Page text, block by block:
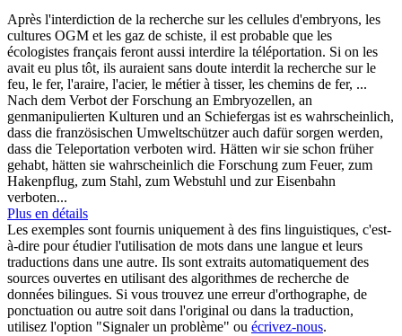
Après l'interdiction de la recherche sur les cellules d'embryons, les
cultures OGM et les gaz de schiste, il est probable que les
écologistes français feront aussi interdire la téléportation. Si on les
avait eu plus tôt, ils auraient sans doute interdit la recherche sur le
feu, le fer, l'araire, l'acier, le métier à tisser, les chemins de fer, ...
Nach dem Verbot der Forschung an Embryozellen, an
genmanipulierten Kulturen und an Schiefergas ist es wahrscheinlich,
dass die französischen Umweltschützerauch dafür sorgen werden,
dass die Teleportation verboten wird. Hätten wir sie schon früher
gehabt, hätten sie wahrscheinlich die Forschung zum Feuer, zum
Hakenpflug, zum Stahl, zum Webstuhl und zur Eisenbahn
verboten...
Plus en détails
Les exemples sont fournis uniquement à des fins linguistiques, c'est-
à-dire pour étudier l'utilisation de mots dans une langue et leurs
traductions dans une autre. Ils sont extraits automatiquement des
sources ouvertes en utilisant des algorithmes de recherche de
données bilingues. Si vous trouvez une erreur d'orthographe, de
ponctuation ou autre soit dans l'original ou dans la traduction,
utilisez l'option "Signaler un problème" ou écrivez-nous.